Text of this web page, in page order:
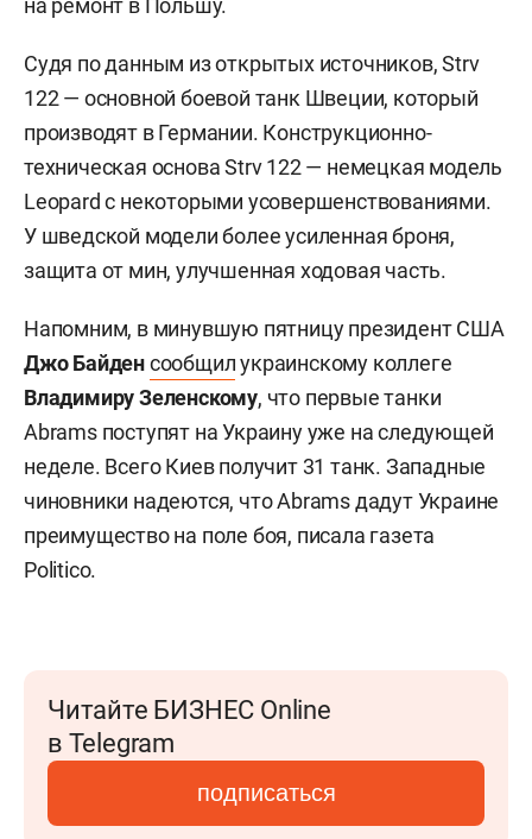
Судя по данным из открытых источников, Strv
122 — основной боевой танк Швеции, который
производят в Германии. Конструкционно-
техническая основа Strv 122 — немецкая модель
Leopard с некоторыми усовершенствованиями.
У шведской модели более усиленная броня,
защита от мин, улучшенная ходовая часть.
Напомним, в минувшую пятницу президент США
Джо Байденсообщилукраинскому коллеге
Владимиру Зеленскому, что первые танки
Abrams поступят на Украину уже на следующей
неделе. Всего Киев получит 31 танк. Западные
чиновники надеются, что Abrams дадут Украине
преимущество на поле боя, писала газета
Politico.
Читайте БИЗНЕС Online
в Telegram
подписаться